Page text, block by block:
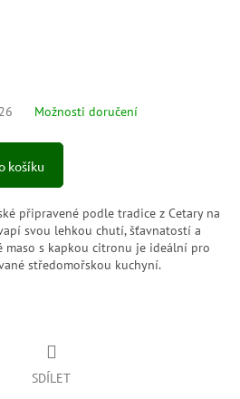
Možnosti doručení
košíku
připravené podle tradice z Cetary na
svou lehkou chutí, šťavnatostí a
s kapkou citronu je ideální pro
středomořskou kuchyní.
SDÍLET